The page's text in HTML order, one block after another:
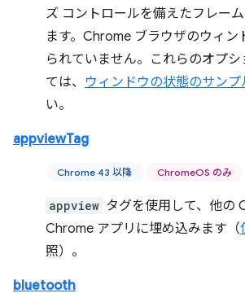
ズ コントロールを備えたフレー
ます。Chrome ブラウザのウィン
られていません。これらのオプ
ては、 ウィンドウの状態のサンプ
い。
appviewTag
Chrome 43 以降 ChromeOS のみ
appview タグを使用して、他の
Chrome アプリに埋め込みます（
照）。
bluetooth